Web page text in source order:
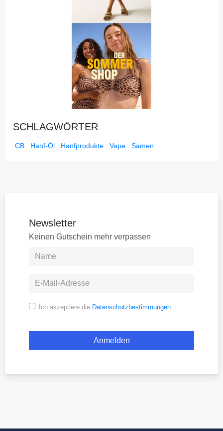
SCHLAGWÖRTER
CB Hanf-Öl Hanfprodukte Vape Samen
Newsletter
Keinen Gutschein mehr verpassen
Ich akzeptiere die Datenschutzbestimmungen